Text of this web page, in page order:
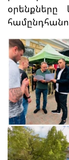
օրենքները